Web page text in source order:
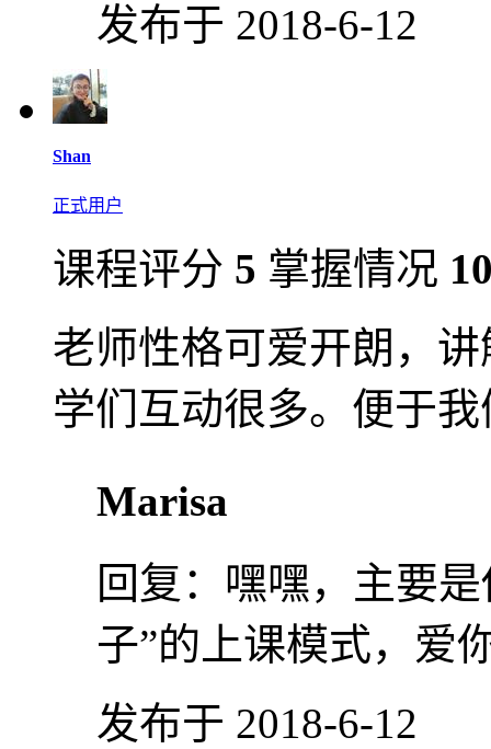
发布于 2018-6-12
Shan
正式用户
课程评分 5 掌握情况
老师性格可爱开朗，
学们互动很多。便于
Marisa
回复： 嘿嘿，主要
子”的上课模式，
发布于 2018-6-12